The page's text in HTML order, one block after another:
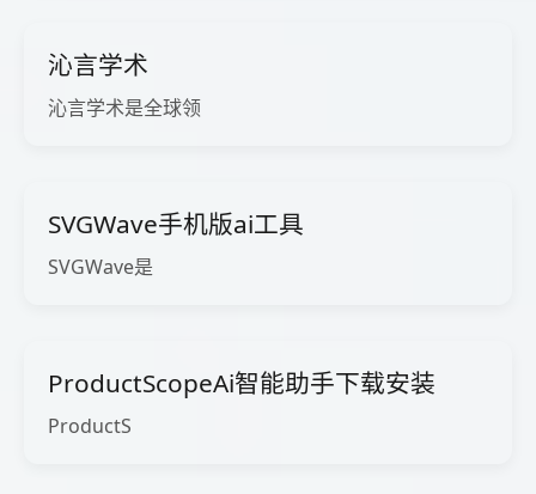
沁言学术
沁言学术是全球领
SVGWave手机版ai工具
SVGWave是
ProductScopeAi智能助手下载安装
ProductS